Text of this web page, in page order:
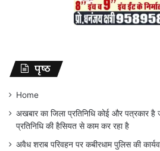
पृष्ठ
Home
अखबार का जिला प्रतिनिधि कोई और पत्रकार
प्रतिनिधि की हैसियत से काम कर रहा है
अवैध शराब परिवहन पर कबीरधाम पुलिस की